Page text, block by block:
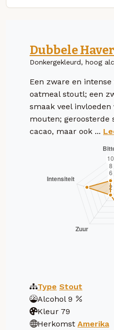
Dubbele
Donkergekleurd, hoog
Een zware en
oatmeal stoutl; een
smaak veel
mouten; geroosterde
cacao, maar ook ...
Type Stout
Alcohol 9
Kleur 79
Herkomst Amerika